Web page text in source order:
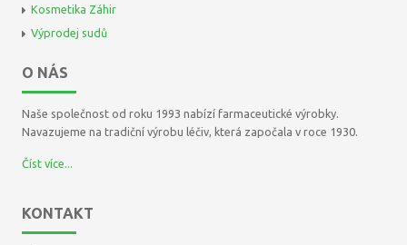
Kosmetika Záhir
Výprodej sudů
O NÁS
Naše společnost od roku 1993 nabízí farmaceutické výrobky.
Navazujeme na tradiční výrobu léčiv, která započala v roce 1930.
Číst více...
KONTAKT